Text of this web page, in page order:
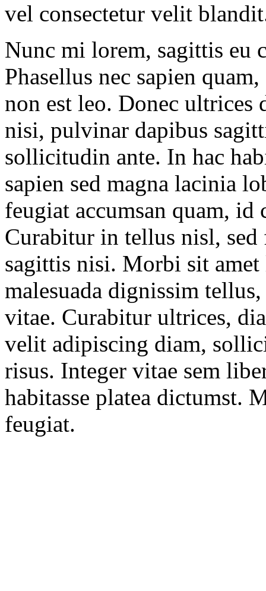
vel consectetur velit
Nunc mi lorem, sagittis eu
Phasellus nec sapien
non est leo. Donec ultrices
nisi, pulvinar dapibus
sollicitudin ante. In hac
sapien sed magna lacinia
feugiat accumsan quam,
Curabitur in tellus nisl,
sagittis nisi. Morbi sit
malesuada dignissim
vitae. Curabitur ultrices,
velit adipiscing diam,
risus. Integer vitae sem
habitasse platea dictumst.
feugiat.